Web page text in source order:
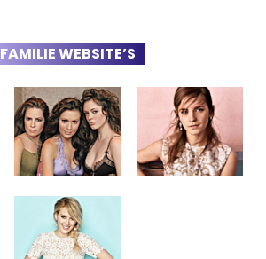
FAMILIE WEBSITE’S